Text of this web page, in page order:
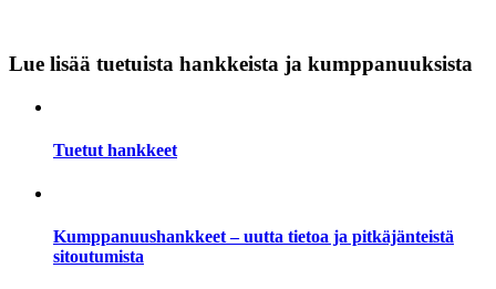
Lue lisää tuetuista hankkeista ja kumppanuuksista
Tuetut hankkeet
Kumppanuushankkeet – uutta tietoa ja pitkäjänteistä
sitoutumista